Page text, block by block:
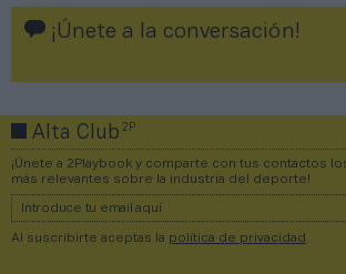
¡Únete a la conversación!
Alta Club2P
¡Únete a 2Playbook y comparte con tus contactos
más relevantes sobre la industria del deporte!
Al suscribirte aceptas la política de privacidad